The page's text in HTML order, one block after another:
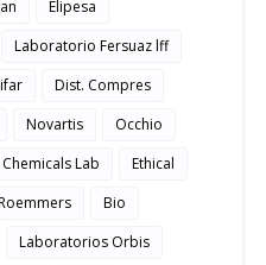
Elipesa
Laboratorio Fersuaz lff
Dist. Compres
Novartis
Occhio
Chemicals Lab
Ethical
Bio
Laboratorios Orbis